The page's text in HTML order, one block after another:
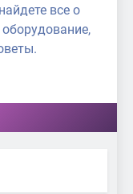
все о